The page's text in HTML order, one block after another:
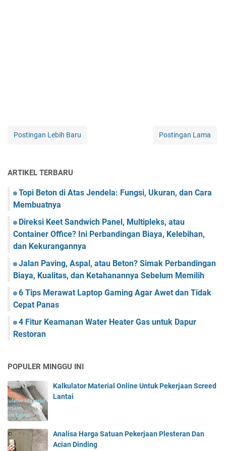
Postingan Lebih Baru Postingan Lama
ARTIKEL TERBARU
Topi Beton di Atas Jendela: Fungsi, Ukuran, dan Cara
Membuatnya
Direksi Keet Sandwich Panel, Multipleks, atau
Container Office? Ini Perbandingan Biaya, Kelebihan,
dan Kekurangannya
Jalan Paving, Aspal, atau Beton? Simak Perbandingan
Biaya, Kualitas, dan Ketahanannya Sebelum Memilih
6 Tips Merawat Laptop Gaming Agar Awet dan Tidak
Cepat Panas
4 Fitur Keamanan Water Heater Gas untuk Dapur
Restoran
POPULER MINGGU INI
Kalkulator Material Online Untuk Pekerjaan Screed
Lantai
Analisa Harga Satuan Pekerjaan Plesteran Dan
Acian Dinding